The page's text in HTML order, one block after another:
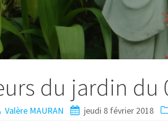
du jardin du
Valère MAURAN jeudi 8 février 2018